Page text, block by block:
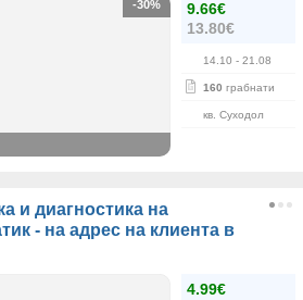
9.66€
13.80€
14.10 - 21.08
160 грабнати
кв. Суходол
-30%
и диагностика на
- на адрес на клиента в
4.99€